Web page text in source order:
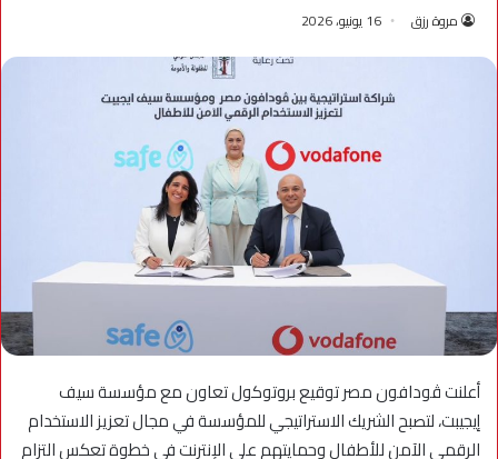
مروة رزق 16 يونيو، 2026
أعلنت ڤودافون مصر توقيع بروتوكول تعاون مع مؤسسة سيف
إيجيبت، لتصبح الشريك الاستراتيجي للمؤسسة في مجال تعزيز الاستخدام
الرقمي الآمن للأطفال وحمايتهم على الإنترنت في خطوة تعكس التزام